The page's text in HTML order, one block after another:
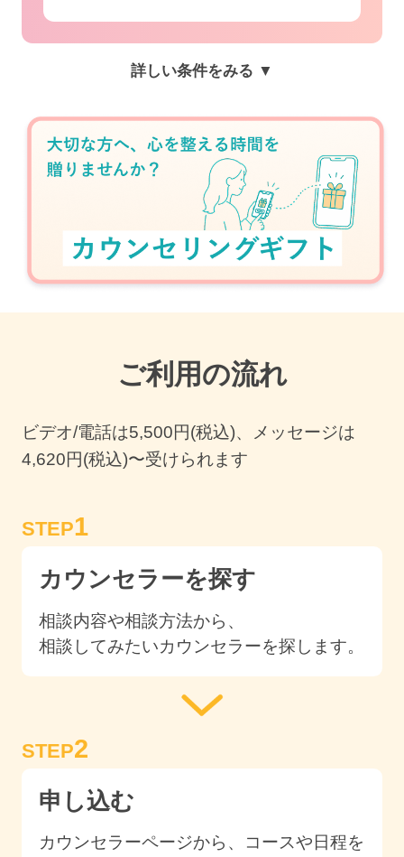
詳しい条件をみる ▼
ご利用の流れ
ビデオ/電話は5,500円(税込)、メッセージは
4,620円(税込)〜受けられます
STEP1
カウンセラーを探す
相談内容や相談方法から、
相談してみたいカウンセラーを探します。
STEP2
申し込む
カウンセラーページから、コースや日程を